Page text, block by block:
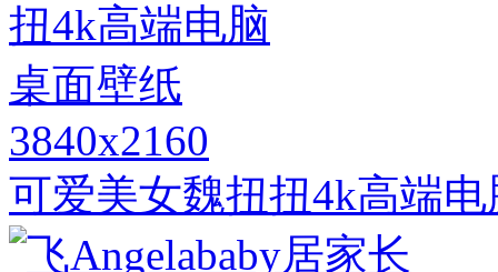
3840x2160
可爱美女魏扭扭4k高端